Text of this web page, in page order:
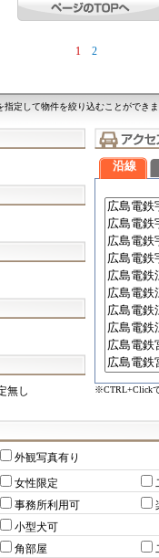
1 2
定して物件を絞り込むことができ
無し
沿線
※CTRL+Click
外観写真有り
女性限定
事務所利用可
小型犬可
角部屋